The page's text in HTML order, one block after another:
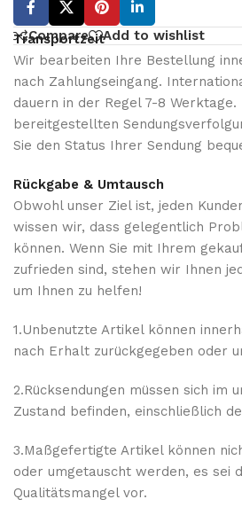
Compare Add to wishlist
Transportzeit
Wir bearbeiten Ihre Bestellung
nach Zahlungseingang.
dauern in der Regel 7-8 Werktage.
bereitgestellten
Sie den Status Ihrer Sendung
Rückgabe & Umtausch
Obwohl unser Ziel ist, jeden
wissen wir, dass gelegentlich
können. Wenn Sie mit Ihrem
zufrieden sind, stehen wir Ihnen
um Ihnen zu helfen!
1.Unbenutzte Artikel können
nach Erhalt zurückgegeben oder
2.Rücksendungen müssen sich im
Zustand befinden, einschließlich
3.Maßgefertigte Artikel können
oder umgetauscht werden, es sei
Qualitätsmangel vor.